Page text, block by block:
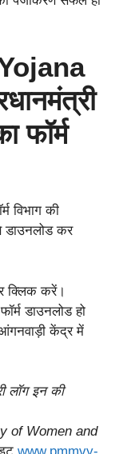
फॉर्म
विभाग की
डाउनलोड कर
क्लिक करें।
डाउनलोड हो
केंद्र में
लॉग इन की
of Women and